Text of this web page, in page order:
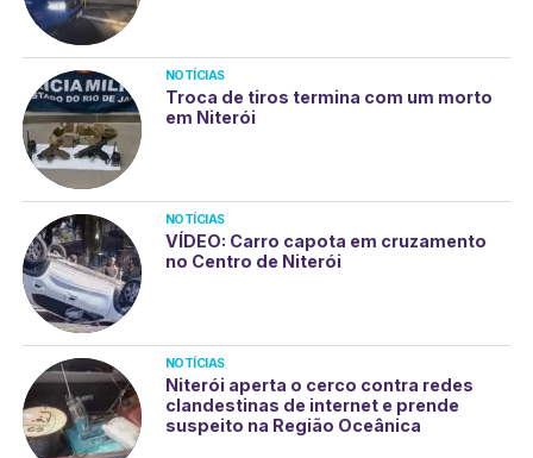
NOTÍCIAS
Troca de tiros termina com um morto
em Niterói
NOTÍCIAS
VÍDEO: Carro capota em cruzamento
no Centro de Niterói
NOTÍCIAS
Niterói aperta o cerco contra redes
clandestinas de internet e prende
suspeito na Região Oceânica